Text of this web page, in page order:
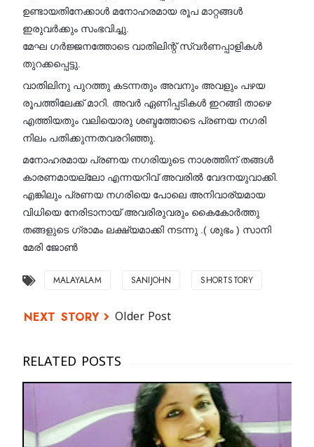
ഉണ്ടായതിനേക്കാൾ മനോഹരമായ രൂപ മാറ്റങ്ങൾ
ഇരുവർക്കും സംഭവിച്ചു.
മേഘ ഗർജ്ജനത്തോടെ വാതിലിന്റ് സ്വർണപ്പാളികൾ
തുറക്കപ്പെട്ടു.
വാതിലിനു പുറത്തു കടന്നതും അവനും അവളും പഴയ
രൂപത്തിലേക്ക് മാറി. അവർ ഏണിപ്പടികൾ ഇറങ്ങി താഴെ
എത്തിയതും വലിയൊരു ശബ്ദത്തോടെ പ്രണയ നഗരി
നിലം പതിക്കുന്നതവരറിഞ്ഞു.
മനോഹരമായ പ്രണയ നഗരിയുടെ നാശത്തിന് തങ്ങൾ
കാരണമായല്ലോ എന്നയറിവ് അവരിൽ വേദനയുവാക്കി.
എങ്കിലും പ്രണയ നഗരിയെ പോലെ അനിവാര്യമായ
വിധിയെ നേരിടാനായ് അവരിരുവരും കൈകോർത്തു
തങ്ങളുടെ ഗ്രാമം ലക്ഷ്യമാക്കി നടന്നു .( ശുഭം ) സാനി
മേരി ജോൺ
MALAYALAM SANIJOHN SHORTSTORY
Older Post